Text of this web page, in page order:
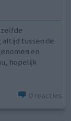
tussen de
en
hopelijk
0 reacties